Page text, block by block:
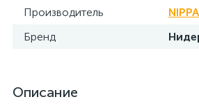
Производитель
Бренд
Описание